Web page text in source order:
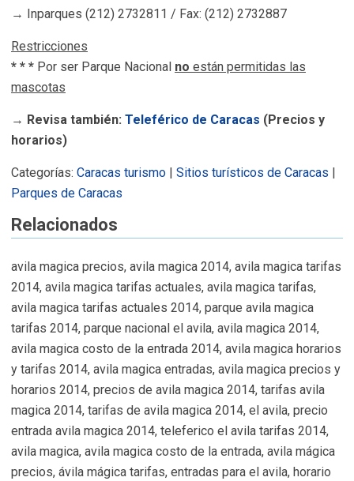
→ Inparques (212) 2732811 / Fax: (212) 2732887
Restricciones
* * * Por ser Parque Nacional no están permitidas las
mascotas
→ Revisa también: Teleférico de Caracas (Precios y
horarios)
Categorías: Caracas turismo Sitios turísticos de Caracas
Parques de Caracas
Relacionados
avila magica precios, avila magica 2014, avila magica tarifas
2014, avila magica tarifas actuales, avila magica tarifas,
avila magica tarifas actuales 2014, parque avila magica
tarifas 2014, parque nacional el avila, avila magica 2014,
avila magica costo de la entrada 2014, avila magica horarios
y tarifas 2014, avila magica entradas, avila magica precios y
horarios 2014, precios de avila magica 2014, tarifas avila
magica 2014, tarifas de avila magica 2014, el avila, precio
entrada avila magica 2014, teleferico el avila tarifas 2014,
avila magica, avila magica costo de la entrada, avila mágica
precios, ávila mágica tarifas, entradas para el avila, horario